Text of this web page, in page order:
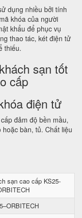
dụng nhiều bởi tính
khóa của người
khẩu để phục vụ
thao tác, két điện tử
thiếu.
sạn tốt
cấp
điện tử
đảm độ bền mầu,
bàn, tủ. Chất liệu
sạn cao cấp KS25-